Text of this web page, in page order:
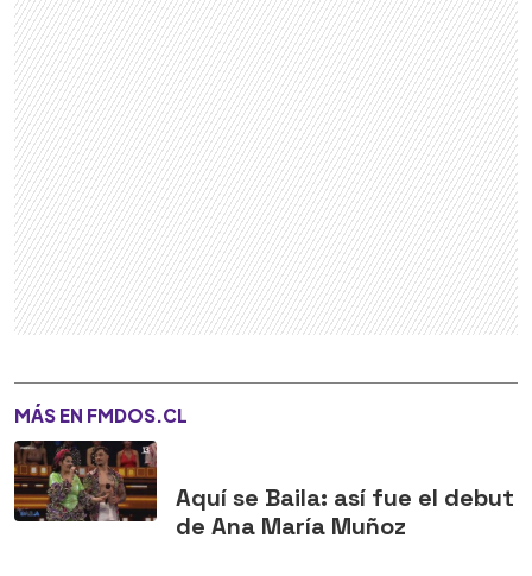
MÁS EN FMDOS.CL
Aquí se Baila: así fue el debut
de Ana María Muñoz